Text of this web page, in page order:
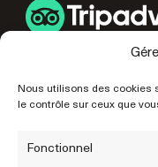
Nous utilisons des cookies
le contrôle sur ceux que
Fonctionnel
LIENS UTILES
NOS PARTENAIRES